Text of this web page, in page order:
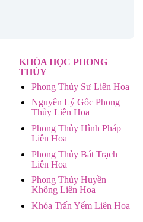
KHÓA HỌC PHONG
THỦY
Phong Thủy Sư Liên Hoa
Nguyên Lý Gốc Phong
Thủy Liên Hoa
Phong Thủy Hình Pháp
Liên Hoa
Phong Thủy Bát Trạch
Liên Hoa
Phong Thủy Huyền
Không Liên Hoa
Khóa Trấn Yểm Liên Hoa